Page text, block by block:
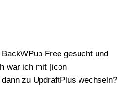
Free gesucht und
war ich mit [icon
zu UpdraftPlus wechseln?